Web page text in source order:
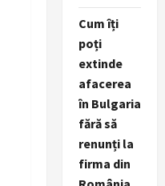
Cum îți
poți
extinde
afacerea
în Bulgaria
fără să
renunți la
firma din